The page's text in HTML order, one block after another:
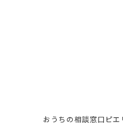
おうちの相談窓口ピ